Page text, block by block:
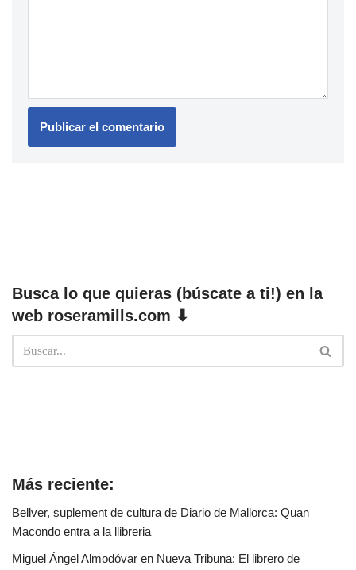
Busca lo que quieras (búscate a ti!) en la
web roseramills.com ⬇
Más reciente:
Bellver, suplement de cultura de Diario de Mallorca: Quan
Macondo entra a la llibreria
Miguel Ángel Almodóvar en Nueva Tribuna: El librero de